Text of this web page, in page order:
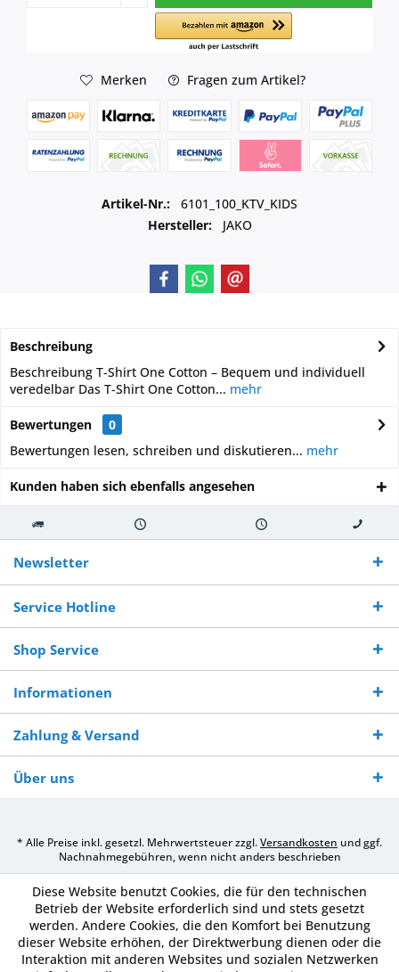
Merken Fragen zum Artikel?
Artikel-Nr.:
6101_100_KTV_KIDS
Hersteller:
JAKO
Beschreibung
Beschreibung T-Shirt One Cotton – Bequem und individuell
veredelbar Das T-Shirt One Cotton... mehr
Bewertungen
0
Bewertungen lesen, schreiben und diskutieren... mehr
Kunden haben sich ebenfalls angesehen
Kostenloser
Versand ab €
250,-
Versand innerhalb von Versand von So erreichen
Sie uns 0160
970 511 90
Newsletter
Service Hotline
Shop Service
Informationen
Zahlung & Versand
Über uns
* Alle Preise inkl. gesetzl. Mehrwertsteuer zzgl.Versandkosten und ggf.
Nachnahmegebühren, wenn nicht anders beschrieben
Diese Website benutzt Cookies, die für den technischen
Betrieb der Website erforderlich sind und stets gesetzt
werden. Andere Cookies, die den Komfort bei Benutzung
dieser Website erhöhen, der Direktwerbung dienen oder die
Interaktion mit anderen Websites und sozialen Netzwerken